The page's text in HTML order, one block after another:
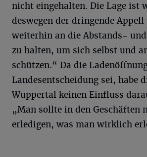
nicht eingehalten. Die Lage ist
deswegen der dringende
weiterhin an die Abstands-
zu halten, um sich selbst und
schützen.“ Da die
Landesentscheidung sei, habe
Wuppertal keinen Einfluss
„Man sollte in den Geschäften
erledigen, was man wirklich